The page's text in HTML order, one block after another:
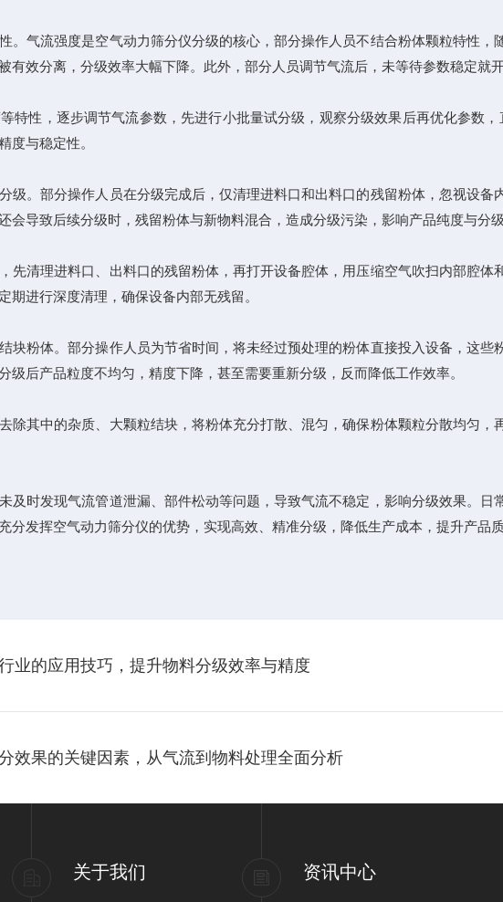
气流强度是空气动力筛分仪分级的核心，部分操作人员不结合粉体颗粒特性，
有效分离，分级效率大幅下降。此外，部分人员调节气流后，未等待参数稳定就
性，逐步调节气流参数，先进行小批量试分级，观察分级效果后再优化参数
度与稳定性。
。部分操作人员在分级完成后，仅清理进料口和出料口的残留粉体，忽视设备
会导致后续分级时，残留粉体与新物料混合，造成分级污染，影响产品纯度与分
清理进料口、出料口的残留粉体，再打开设备腔体，用压缩空气吹扫内部腔体
进行深度清理，确保设备内部无残留。
粉体。部分操作人员为节省时间，将未经过预处理的粉体直接投入设备，这些
后产品粒度不均匀，精度下降，甚至需要重新分级，反而降低工作效率。
其中的杂质、大颗粒结块，将粉体充分打散、混匀，确保粉体颗粒分散均匀，
时发现气流管道泄漏、部件松动等问题，导致气流不稳定，影响分级效果。日
发挥空气动力筛分仪的优势，实现高效、精准分级，降低生产成本，提升产品质
业的应用技巧，提升物料分级效率与精度
效果的关键因素，从气流到物料处理全面分析
关于我们 资讯中心